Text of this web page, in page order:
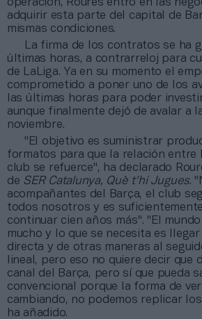
operación, Roures entró en las
adquirir esta parte del capital de
mismas condiciones.
La firma de los contratos se ha
últimas horas, a contrarreloj para
de LaLiga. Ya en su momento el
comprometido a poner uno de los
las últimas horas para poder
aunque finalmente dejó de avalar a
noviembre.
"El objetivo es suministrar
formatos para que la relación entre
club se refuerce", ha declarado
de SER Catalunya, Què t'hi Jugues.
acompañantes del Barça, el club
todos nosotros y es
continuar cien años más". "El
mucho y lo que se necesita es
directa y de otras maneras al
lineal, pero eso no quiere decir que
canal del Barça, pero sí que pueda
convencional porque la forma de
cambiando, no podemos replicar
ha añadido.